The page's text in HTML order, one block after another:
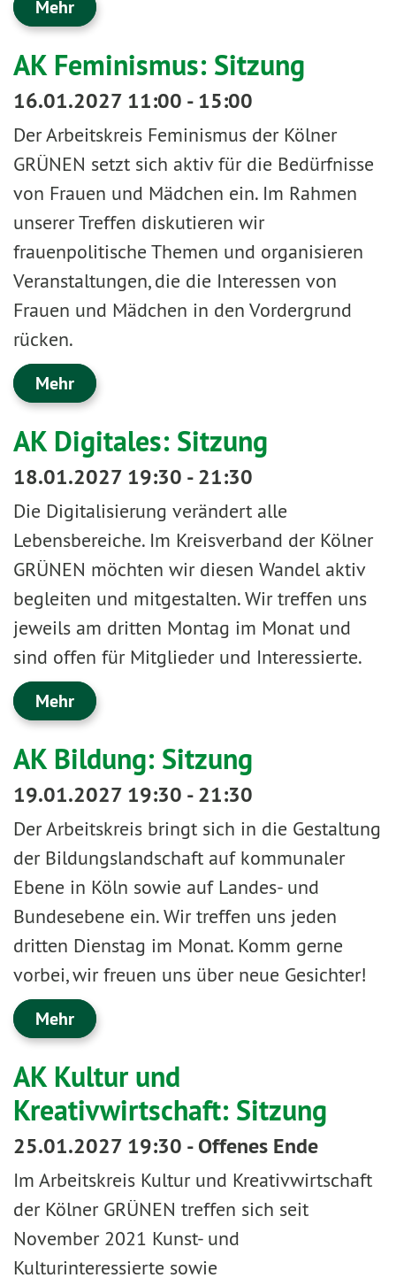
Mehr
AK Feminismus: Sitzung
16.01.2027 11:00 - 15:00
Der Arbeitskreis Feminismus der Kölner
GRÜNEN setzt sich aktiv für die Bedürfnisse
von Frauen und Mädchen ein. Im Rahmen
unserer Treffen diskutieren wir
frauenpolitische Themen und organisieren
Veranstaltungen, die die Interessen von
Frauen und Mädchen in den Vordergrund
rücken.
Mehr
AK Digitales: Sitzung
18.01.2027 19:30 - 21:30
Die Digitalisierung verändert alle
Lebensbereiche. Im Kreisverband der Kölner
GRÜNEN möchten wir diesen Wandel aktiv
begleiten und mitgestalten. Wir treffen uns
jeweils am dritten Montag im Monat und
sind offen für Mitglieder und Interessierte.
Mehr
AK Bildung: Sitzung
19.01.2027 19:30 - 21:30
Der Arbeitskreis bringt sich in die Gestaltung
der Bildungslandschaft auf kommunaler
Ebene in Köln sowie auf Landes- und
Bundesebene ein. Wir treffen uns jeden
dritten Dienstag im Monat. Komm gerne
vorbei, wir freuen uns über neue Gesichter!
Mehr
AK Kultur und
Kreativwirtschaft: Sitzung
25.01.2027 19:30 - Offenes Ende
Im Arbeitskreis Kultur und Kreativwirtschaft
der Kölner GRÜNEN treffen sich seit
November 2021 Kunst- und
Kulturinteressierte sowie